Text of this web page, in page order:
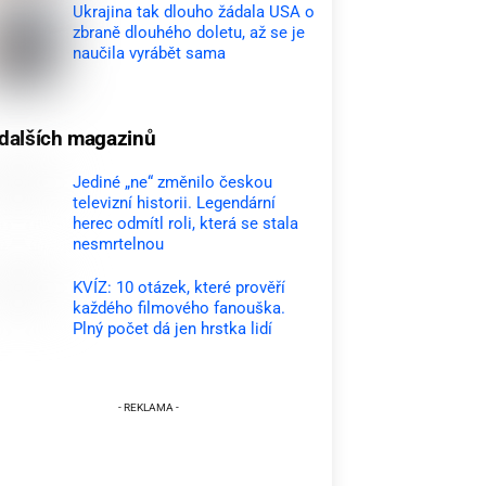
Ukrajina tak dlouho žádala USA o
zbraně dlouhého doletu, až se je
naučila vyrábět sama
magazinů
Jediné „ne“ změnilo českou
televizní historii. Legendární
herec odmítl roli, která se stala
nesmrtelnou
KVÍZ: 10 otázek, které prověří
každého filmového fanouška.
Plný počet dá jen hrstka lidí